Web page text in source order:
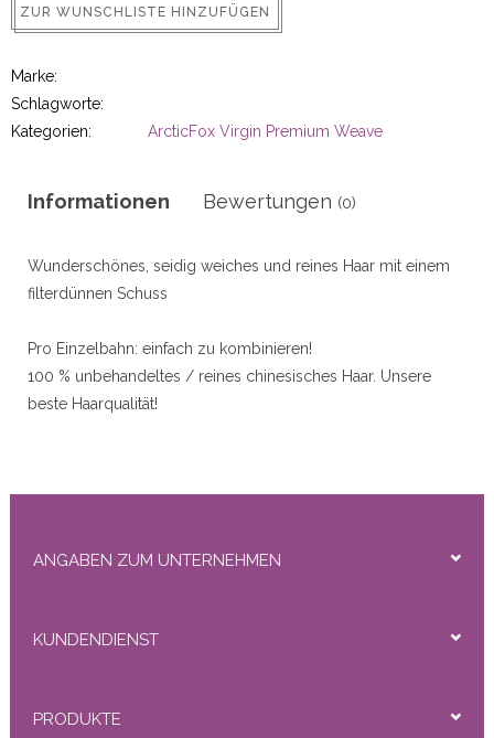
ZUR WUNSCHLISTE HINZUFÜGEN
Marke:
Schlagworte:
Kategorien:
ArcticFox Virgin Premium Weave
Informationen Bewertungen (0)
Wunderschönes, seidig weiches und reines Haar mit einem
filterdünnen Schuss
Pro Einzelbahn: einfach zu kombinieren!
100 % unbehandeltes / reines chinesisches Haar. Unsere
beste Haarqualität!
Verfügbare Modelle: Gerade (Steil)
ANGABEN ZUM UNTERNEHMEN
KUNDENDIENST
PRODUKTE